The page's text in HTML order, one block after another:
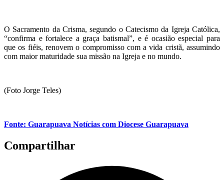
O Sacramento da Crisma, segundo o Catecismo da Igreja Católica,
“confirma e fortalece a graça batismal”, e é ocasião especial para
que os fiéis, renovem o compromisso com a vida cristã, assumindo
com maior maturidade sua missão na Igreja e no mundo.
(Foto Jorge Teles)
Fonte: Guarapuava Notícias com Diocese Guarapuava
Compartilhar